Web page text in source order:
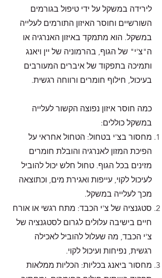
לירידה במשקל על ידי טיפול בגורמים
השורשיים וחוסר האיזון התורמים לעלייה
במשקל. הוא מתמקד באיזון האנרגיה או
ה"צ'י" של הגוף, בהרמוניה של יין ויאנג
ותמיכה בתפקוד של איברים המעורבים
בעיכול, חילוף חומרים ורווחה רגשית.
כמה חוסר איזון נפוצה הקשור לעלייה
במשקל כוללים:
מחסור בצ'י בטחול: הטחול אחראי על
הפיכת המזון לאנרגיה והובלת חומרים
מזינים בכל הגוף. טחול חלש יכול להוביל
לעיכול לקוי, עייפות ואגירת מים, וכתוצאה
מכך לעלייה במשקל.
סטגנציה של צ'י הכבד: מתח רגשי או אורח
חיים בישיבה עלולים לגרום לסטגנציה של
צ'י הכבד, מה שעלול להוביל לאכילה
רגשית, נפיחות ועיכול לקוי.
מחסור ביאנג בכליות: הכליות ממלאות